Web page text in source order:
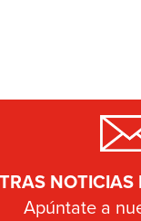
Apúntate a